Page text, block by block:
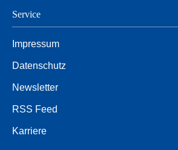
Service
Impressum
Datenschutz
Newsletter
RSS Feed
Karriere